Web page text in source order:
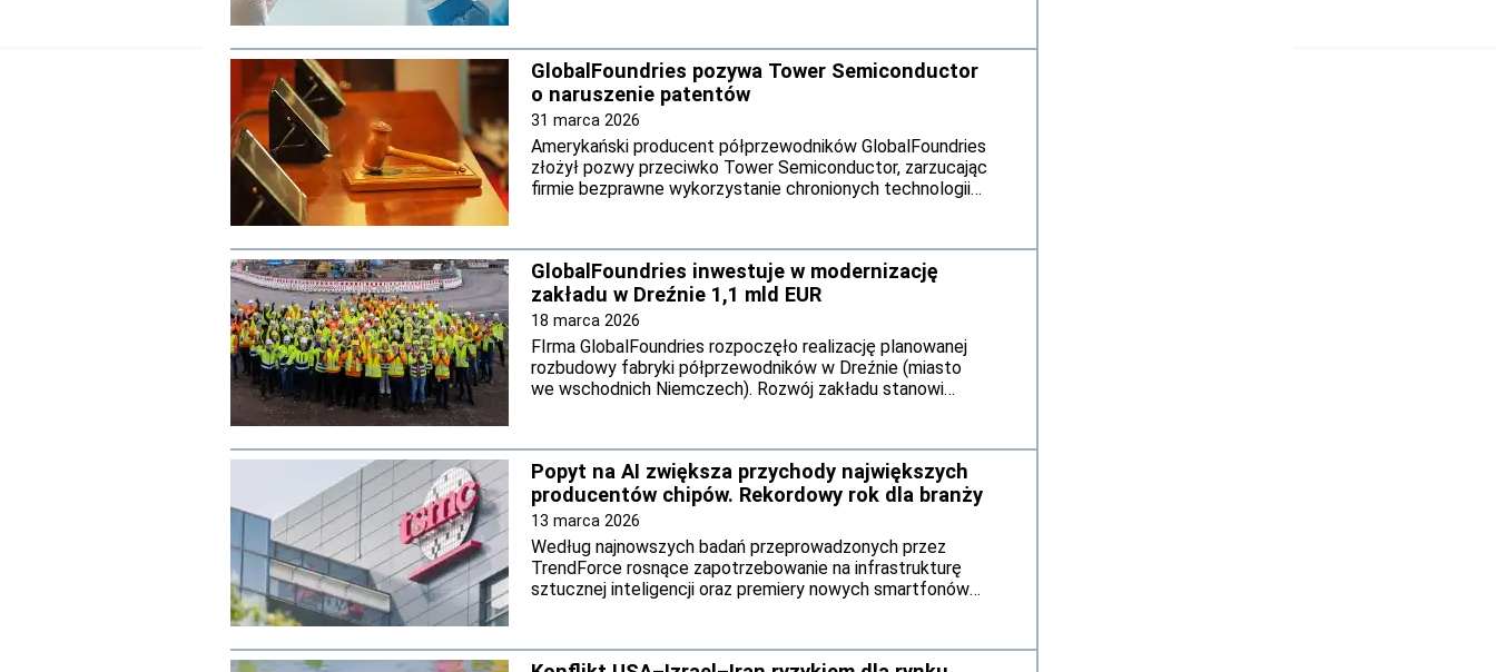
scalonych oraz rozwija nowe procesy półprzewodnikowe
oraz materiały do produkcji chipów.
GlobalFoundries pozywa Tower Semiconductor
o naruszenie patentów
31 marca 2026
Amerykański producent półprzewodników GlobalFoundries
złożył pozwy przeciwko Tower Semiconductor, zarzucając
firmie bezprawne wykorzystanie chronionych technologii
GlobalFoundries inwestuje w modernizację
zakładu w Dreźnie 1,1 mld EUR
18 marca 2026
FIrma GlobalFoundries rozpoczęło realizację planowanej
rozbudowy fabryki półprzewodników w Dreźnie (miasto
we wschodnich Niemczech). Rozwój zakładu stanowi
Popyt na AI zwiększa przychody największych
producentów chipów. Rekordowy rok dla branży
13 marca 2026
Według najnowszych badań przeprowadzonych przez
TrendForce rosnące zapotrzebowanie na infrastrukturę
sztucznej inteligencji oraz premiery nowych smartfonów
2025 r. dziesięć największych foundry na świecie